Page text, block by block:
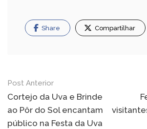
Share Compartilhar
Navegação
de
Post
Post Anterior
Cortejo da Uva e Brinde
ao Pôr do Sol encantam
público na Festa da Uva